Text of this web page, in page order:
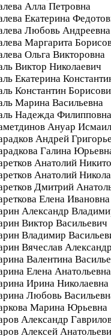
Алла Петровна
Екатерина
Любовь Андреевна
Маргарита
Ольга Викторовна
Виктор Николаевич
Екатерина
Константин
Марина Васильевна
Надежда Филипповна
Ануар
Андрей
Галина
Анатолий
Анатолий
Дмитрий
Елена Ивановна
Александр
Виктор Васильевич
Владимир
Вячеслав
Валентина
Елена Анатольевна
Ирина Николаевна
Любовь
Марина Юрьевна
Александр
Алексей